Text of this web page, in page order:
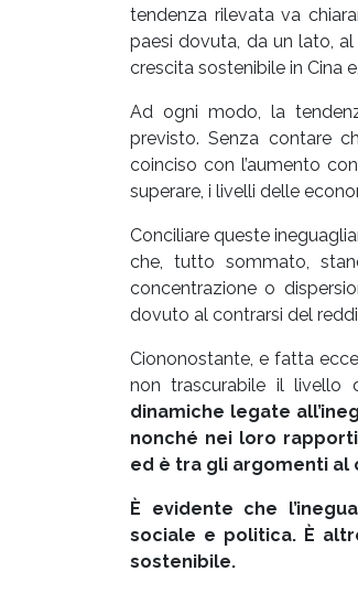
tendenza rilevata va
paesi dovuta, da un lato,
crescita sostenibile in Cina
Ad ogni modo, la
previsto. Senza contare
coinciso con l’aumento
superare, i livelli delle
Conciliare queste
che, tutto sommato,
concentrazione o
dovuto al contrarsi del
Ciononostante, e fatta
non trascurabile il livello
dinamiche legate
nonché nei loro
ed è tra gli argomenti al
È evidente che
sociale e politica. È
sostenibile.